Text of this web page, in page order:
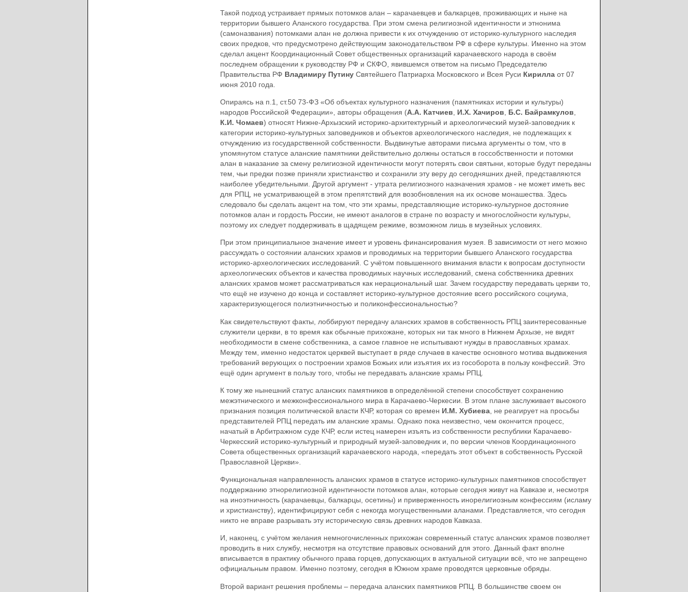
Такой подход устраивает прямых потомков алан – карачаевцев и балкарцев, проживающих и ныне на
территории бывшего Аланского государства. При этом смена религиозной идентичности и этнонима
(самоназвания) потомками алан не должна привести к их отчуждению от историко-культурного наследия
своих предков, что предусмотрено действующим законодательством РФ в сфере культуры. Именно на этом
сделал акцент Координационный Совет общественных организаций карачаевского народа в своём
последнем обращении к руководству РФ и СКФО, явившемся ответом на письмо Председателю
Правительства РФ Владимиру ПутинуСвятейшего Патриарха Московского и Всея Руси Кириллаот 07
июня 2010 года.
Опираясь на п.1, ст.50 73-ФЗ «Об объектах культурного назначения (памятниках истории и культуры)
народов Российской Федерации», авторы обращения (А.А. Катчиев И.Х. Хачиров Б.С. Байрамкулов
К.И. Чомаев) относят Нижне-Архызский историко-архитектурный и археологический музей-заповедник к
категории историко-культурных заповедников и объектов археологического наследия, не подлежащих к
отчуждению из государственной собственности. Выдвинутые авторами письма аргументы о том, что в
упомянутом статусе аланские памятники действительно должны остаться в госсобственности и потомки
алан в наказание за смену религиозной идентичности могут потерять свои святыни, которые будут переданы
тем, чьи предки позже приняли христианство и сохранили эту веру до сегодняшних дней, представляются
наиболее убедительными. Другой аргумент - утрата религиозного назначения храмов - не может иметь вес
для РПЦ, не усматривающей в этом препятствий для возобновления на их основе монашества. Здесь
следовало бы сделать акцент на том, что эти храмы, представляющие историко-культурное достояние
потомков алан и гордость России, не имеют аналогов в стране по возрасту и многослойности культуры,
поэтому их следует поддерживать в щадящем режиме, возможном лишь в музейных условиях.
При этом принципиальное значение имеет и уровень финансирования музея. В зависимости от него можно
рассуждать о состоянии аланских храмов и проводимых на территории бывшего Аланского государства
историко-археологических исследований. С учётом повышенного внимания власти к вопросам доступности
археологических объектов и качества проводимых научных исследований, смена собственника древних
аланских храмов может рассматриваться как нерациональный шаг. Зачем государству передавать церкви то,
что ещё не изучено до конца и составляет историко-культурное достояние всего российского социума,
характеризующегося полиэтничностью и поликонфессиональностью?
Как свидетельствуют факты, лоббируют передачу аланских храмов в собственность РПЦ заинтересованные
служители церкви, в то время как обычные прихожане, которых ни так много в Нижнем Архызе, не видят
необходимости в смене собственника, а самое главное не испытывают нужды в православных храмах.
Между тем, именно недостаток церквей выступает в ряде случаев в качестве основного мотива выдвижения
требований верующих о построении храмов Божьих или изъятия их из гособорота в пользу конфессий. Это
ещё один аргумент в пользу того, чтобы не передавать аланские храмы РПЦ.
К тому же нынешний статус аланских памятников в определённой степени способствует сохранению
межэтнического и межконфессионального мира в Карачаево-Черкесии. В этом плане заслуживает высокого
признания позиция политической власти КЧР, которая со времен И.М. Хубиева, не реагирует на просьбы
представителей РПЦ передать им аланские храмы. Однако пока неизвестно, чем окончится процесс,
начатый в Арбитражном суде КЧР, если истец намерен изъять из собственности республики Карачаево-
Черкесский историко-культурный и природный музей-заповедник и, по версии членов Координационного
Совета общественных организаций карачаевского народа, «передать этот объект в собственность Русской
Православной Церкви».
Функциональная направленность аланских храмов в статусе историко-культурных памятников способствует
поддержанию этнорелигиозной идентичности потомков алан, которые сегодня живут на Кавказе и, несмотря
на иноэтничность (карачаевцы, балкарцы, осетины) и приверженность инорелигиозным конфессиям (исламу
и христианству), идентифицируют себя с некогда могущественными аланами. Представляется, что сегодня
никто не вправе разрывать эту историческую связь древних народов Кавказа.
И, наконец, с учётом желания немногочисленных прихожан современный статус аланских храмов позволяет
проводить в них службу, несмотря на отсутствие правовых оснований для этого. Данный факт вполне
вписывается в практику обычного права горцев, допускающих в актуальной ситуации всё, что не запрещено
официальным правом. Именно поэтому, сегодня в Южном храме проводятся церковные обряды.
Второй вариант решения проблемы – передача аланских памятников РПЦ. В большинстве своем он